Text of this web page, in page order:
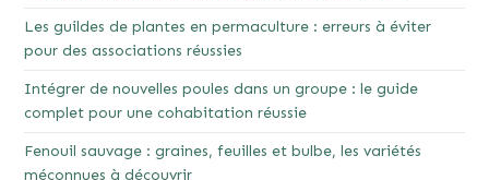
Les guildes de plantes en permaculture : erreurs à éviter
pour des associations réussies
Intégrer de nouvelles poules dans un groupe : le guide
complet pour une cohabitation réussie
Fenouil sauvage : graines, feuilles et bulbe, les variétés
méconnues à découvrir